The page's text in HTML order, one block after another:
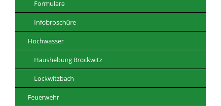
Formulare
Infobroschüre
Hochwasser
Haushebung Brockwitz
Lockwitzbach
Feuerwehr